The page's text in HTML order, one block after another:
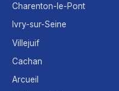
Charenton-le-Pont
Ivry-sur-Seine
Villejuif
Cachan
Arcueil